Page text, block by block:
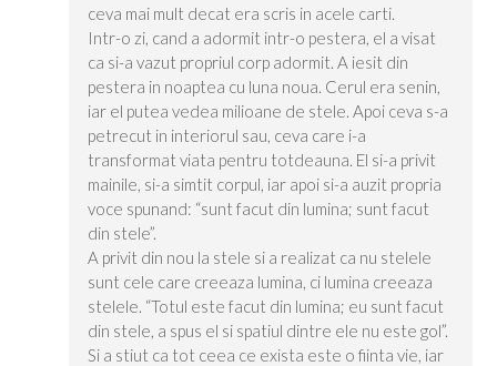
ceva mai mult decat era scris in acele carti.
Intr-o zi, cand a adormit intr-o pestera, el a visat
ca si-a vazut propriul corp adormit. A iesit din
pestera in noaptea cu luna noua. Cerul era senin,
iar el putea vedea milioane de stele. Apoi ceva s-a
petrecut in interiorul sau, ceva care i-a
transformat viata pentru totdeauna. El si-a privit
mainile, si-a simtit corpul, iar apoi si-a auzit propria
voce spunand: “sunt facut din lumina; sunt facut
din stele”.
A privit din nou la stele si a realizat ca nu stelele
sunt cele care creeaza lumina, ci lumina creeaza
stelele. “Totul este facut din lumina; eu sunt facut
din stele, a spus el si spatiul dintre ele nu este gol”.
Si a stiut ca tot ceea ce exista este o fiinta vie, iar